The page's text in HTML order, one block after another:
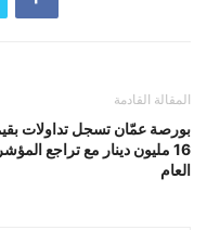
المقالة القادمة
بورصة عمّان تسجل تداولات
16 مليون دينار مع تراجع المؤشر
العام